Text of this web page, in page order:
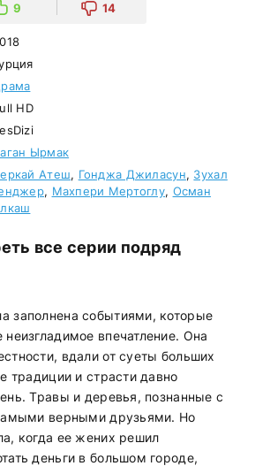
9 14
HD
Ырмак
Атеш, Гонджа Джиласун, Зухал
, Махпери Мертоглу, Осман
все серии подряд
заполнена событиями, которые
неизгладимое впечатление. Она
вдали от суеты больших
традиции и страсти давно
Травы и деревья, познанные с
верными друзьями. Но
когда ее жених решил
деньги в большом городе,